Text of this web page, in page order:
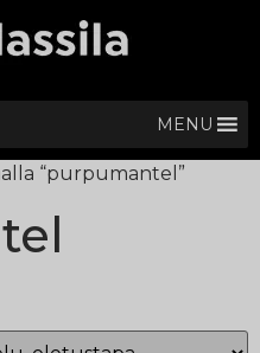
MENU
“purpumantel”